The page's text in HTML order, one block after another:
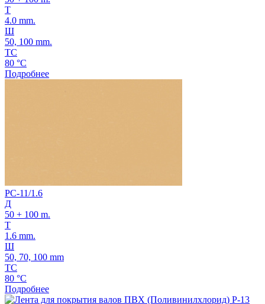
Т
4.0 mm.
Ш
50, 100 mm.
ТС
80 °C
Подробнее
PC-11/1.6
Д
50 + 100 m.
Т
1.6 mm.
Ш
50, 70, 100 mm
ТС
80 °C
Подробнее